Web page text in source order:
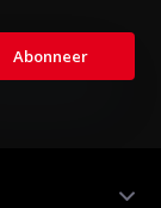
Abonneer